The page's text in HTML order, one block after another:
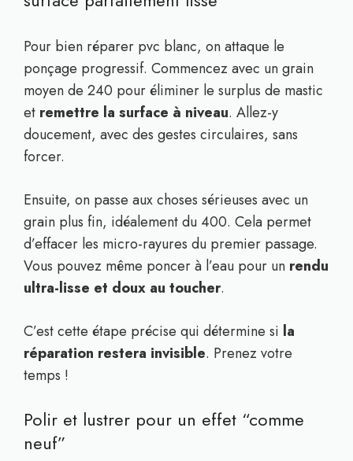
Pour bien réparer pvc blanc, on attaque le
ponçage progressif. Commencez avec un grain
moyen de 240 pour éliminer le surplus de mastic
et remettre la surface à niveau. Allez-y
doucement, avec des gestes circulaires, sans
forcer.
Ensuite, on passe aux choses sérieuses avec un
grain plus fin, idéalement du 400. Cela permet
d’effacer les micro-rayures du premier passage.
Vous pouvez même poncer à l’eau pour un rendu
ultra-lisse et doux au toucher.
C’est cette étape précise qui détermine si la
réparation restera invisible. Prenez votre
temps !
Polir et lustrer pour un effet “comme
neuf”